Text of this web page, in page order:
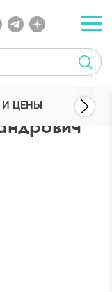
Лупин Данила
И ЦЕНЫ